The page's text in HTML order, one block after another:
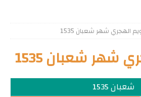
الهجري شهر شعبان 1535
شهر شعبان 1535
شعبان 1535